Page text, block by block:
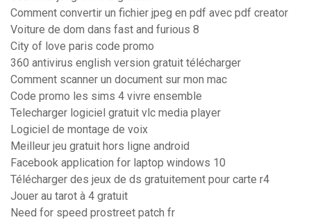
Comment convertir un fichier jpeg en pdf avec pdf creator
Voiture de dom dans fast and furious 8
City of love paris code promo
360 antivirus english version gratuit télécharger
Comment scanner un document sur mon mac
Code promo les sims 4 vivre ensemble
Telecharger logiciel gratuit vlc media player
Logiciel de montage de voix
Meilleur jeu gratuit hors ligne android
Facebook application for laptop windows 10
Télécharger des jeux de ds gratuitement pour carte r4
Jouer au tarot à 4 gratuit
Need for speed prostreet patch fr